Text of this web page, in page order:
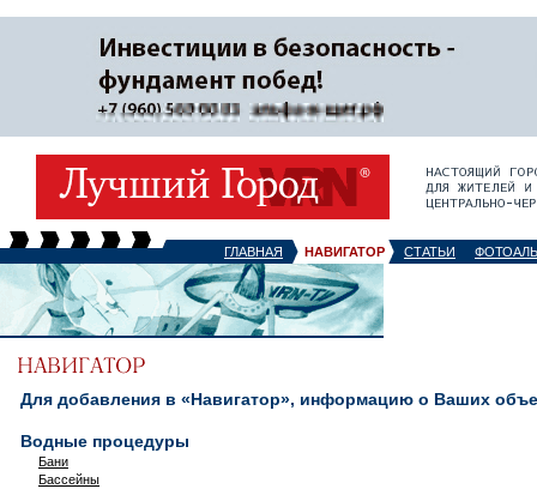
ГЛАВНАЯ НАВИГАТОР СТАТЬИ
Для добавления в «Навигатор», информацию о Ваших
Водные процедуры
Бани
Бассейны